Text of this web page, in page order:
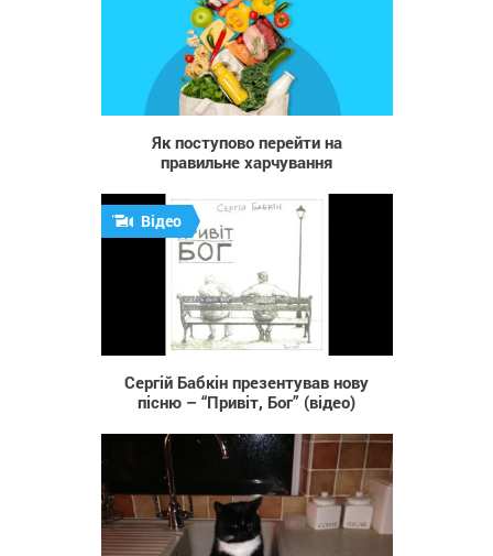
Як поступово перейти на
правильне харчування
Відео
Сергій Бабкін презентував нову
пісню – “Привіт, Бог” (відео)